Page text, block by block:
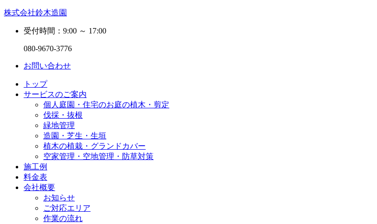
株式会社鈴木造園
受付時間：9:00 ～ 17:00
080-9670-3776
お問い合わせ
トップ
サービスのご案内
個人庭園・住宅のお庭の植木・剪定
伐採・抜根
緑地管理
造園・芝生・生垣
植木の植栽・グランドカバー
空家管理・空地管理・防草対策
施工例
料金表
会社概要
お知らせ
ご対応エリア
作業の流れ